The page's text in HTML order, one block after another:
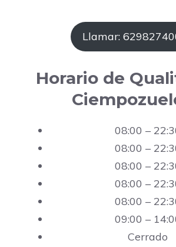
Llamar:
Horario de
08:00 –
08:00 –
08:00 –
08:00 –
08:00 –
09:00 –
Cerrado